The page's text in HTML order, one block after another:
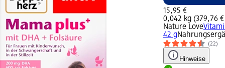
15,95 €
0,042 kg (379,76
Nature Love
42 g
(22)
Hinweise